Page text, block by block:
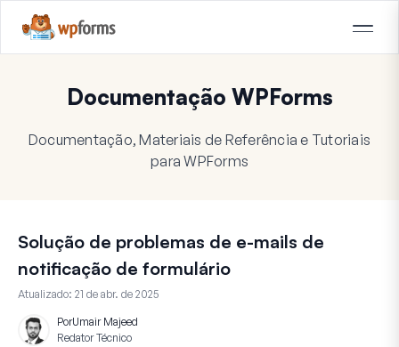
Documentação WPForms
Documentação, Materiais de Referência e Tutoriais
para WPForms
Solução de problemas de e-mails de
notificação de formulário
Atualizado: 21 de abr. de 2025
PorUmair Majeed
Redator Técnico